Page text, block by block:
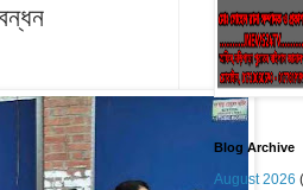
Blog Archive
August 2026